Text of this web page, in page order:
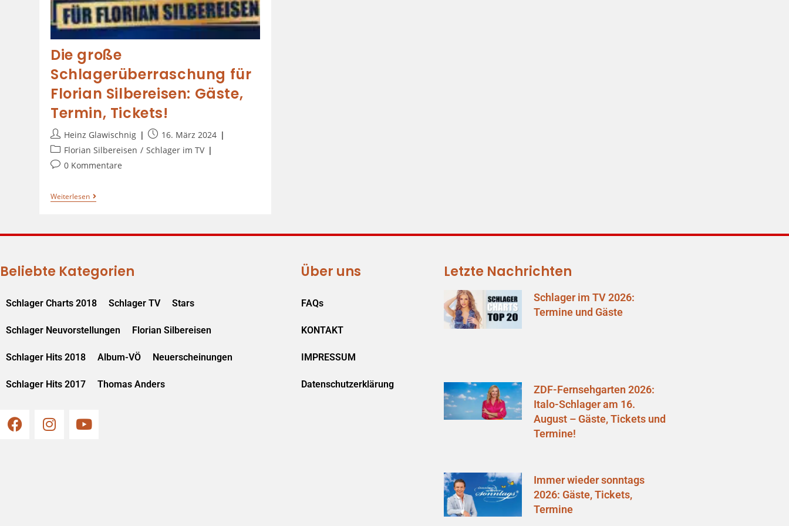
Die große
Schlagerüberraschung für
Florian Silbereisen: Gäste,
Termin, Tickets!
Heinz Glawischnig
16. März 2024
Florian Silbereisen / Schlager im TV
0 Kommentare
Weiterlesen
Beliebte Kategorien
Schlager Charts 2018 Schlager TV Stars
Schlager Neuvorstellungen Florian Silbereisen
Schlager Hits 2018 Album-VÖ Neuerscheinungen
Schlager Hits 2017 Thomas Anders
Über uns
FAQs
KONTAKT
IMPRESSUM
Datenschutzerklärung
Letzte Nachrichten
Schlager im TV 2026:
Termine und Gäste
ZDF-Fernsehgarten 2026:
Italo-Schlager am 16.
August – Gäste, Tickets und
Termine!
Immer wieder sonntags
2026: Gäste, Tickets,
Termine